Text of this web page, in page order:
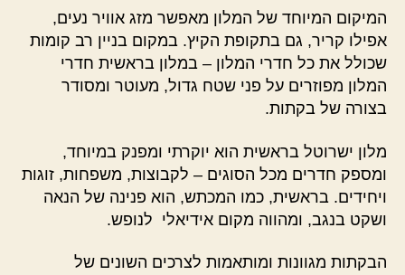
המיקום המיוחד של המלון מאפשר מזג אוויר נעים,
אפילו קריר, גם בתקופת הקיץ. במקום בניין רב קומות
שכולל את כל חדרי המלון – במלון בראשית חדרי
המלון מפוזרים על פני שטח גדול, מעוטר ומסודר
בצורה של בקתות.
מלון ישרוטל בראשית הוא יוקרתי ומפנק במיוחד,
ומספק חדרים מכל הסוגים – לקבוצות, משפחות, זוגות
ויחידים. בראשית, כמו המכתש, הוא פנינה של הנאה
ושקט בנגב, ומהווה מקום אידיאלי לנופש.
הבקתות מגוונות ומותאמות לצרכים השונים של